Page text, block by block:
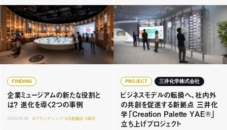
FINDING
企業ミュージアムの新たな役割と
は？ 進化を導く2つの事例
2025.01.28 #ブランディング #共創施設 #展示
PROJECT 三井化学株式会社
ビジネスモデルの転換へ、社内外
の共創を促進する新拠点 三井化
学「Creation Palette YAE®」
立ち上げプロジェクト